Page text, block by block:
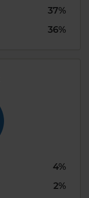
37%
36%
4%
2%